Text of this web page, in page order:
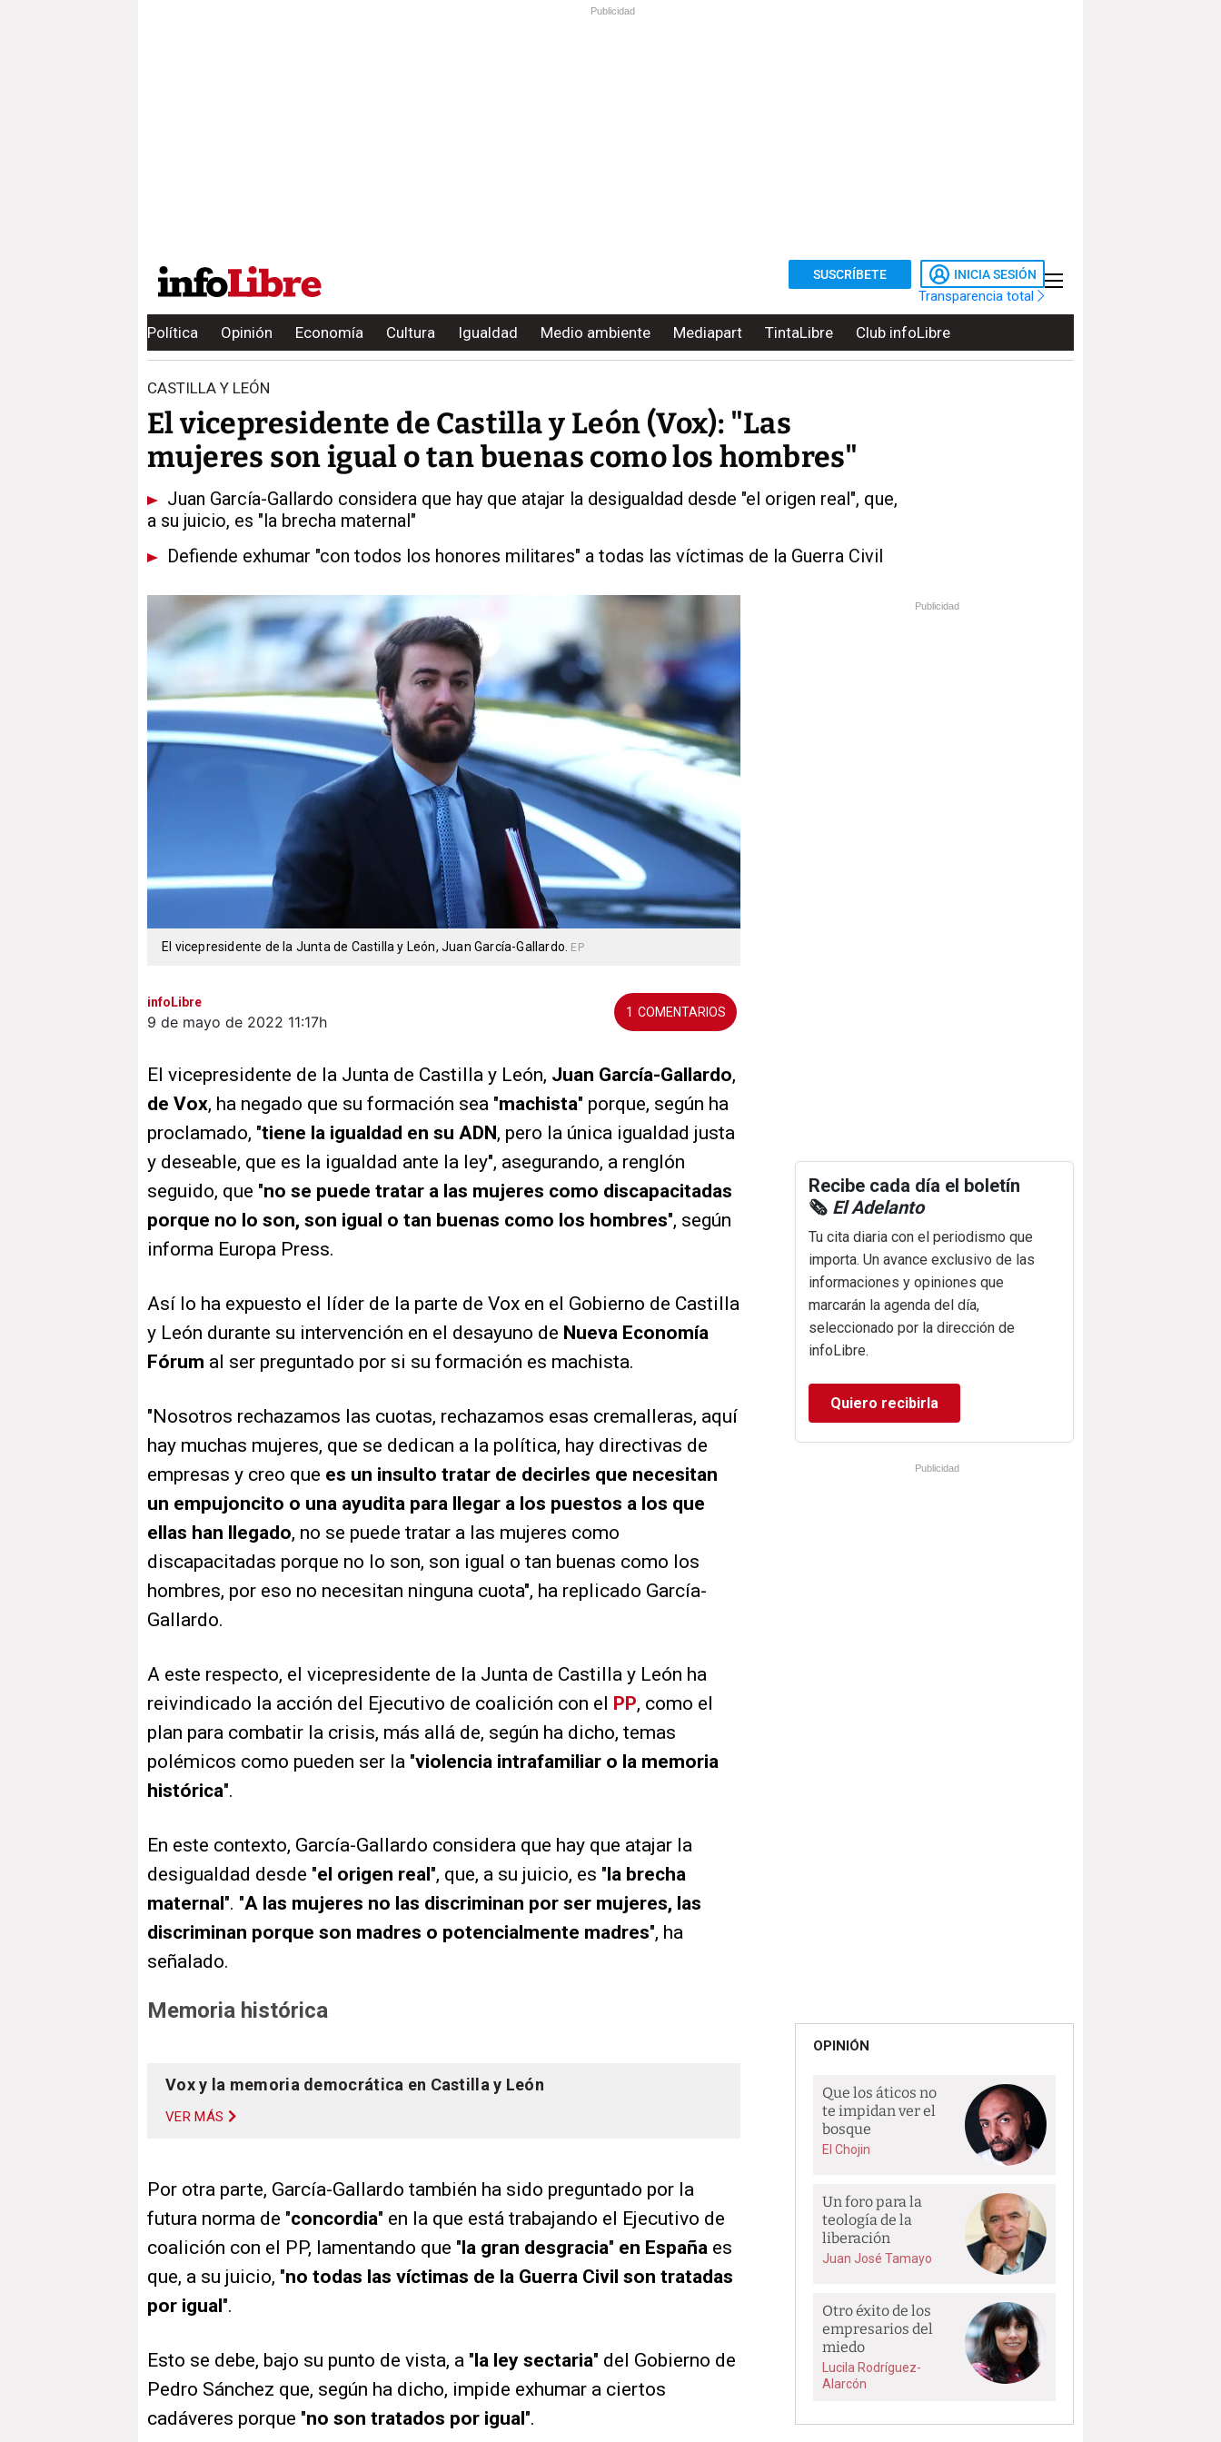
Publicidad
SUSCRÍBETE INICIA SESIÓN
Transparencia total
Política Opinión Economía Cultura Igualdad Medio ambiente Mediapart TintaLibre Club infoLibre
CASTILLA Y LEÓN
El vicepresidente de Castilla y León (Vox): "Las
mujeres son igual o tan buenas como los hombres"
Juan García-Gallardo considera que hay que atajar la desigualdad desde "el origen real", que,
a su juicio, es "la brecha maternal"
Defiende exhumar "con todos los honores militares" a todas las víctimas de la Guerra Civil
El vicepresidente de la Junta de Castilla y León, Juan García-Gallardo. EP
infoLibre
9 de mayo de 2022 11:17h
1
El vicepresidente de la Junta de Castilla y León, Juan García-Gallardo,
de Vox, ha negado que su formación sea "machista" porque, según ha
proclamado, "tiene la igualdad en su ADN , pero la única igualdad justa
y deseable, que es la igualdad ante la ley", asegurando, a renglón
seguido, que "no se puede tratar a las mujeres como discapacitadas
porque no lo son, son igual o tan buenas como los hombres", según
informa Europa Press.
Así lo ha expuesto el líder de la parte de Vox en el Gobierno de Castilla
y León durante su intervención en el desayuno de Nueva Economía
Fórum al ser preguntado por si su formación es machista.
"Nosotros rechazamos las cuotas, rechazamos esas cremalleras, aquí
hay muchas mujeres, que se dedican a la política, hay directivas de
empresas y creo que es un insulto tratar de decirles que necesitan
un empujoncito o una ayudita para llegar a los puestos a los que
ellas han llegado, no se puede tratar a las mujeres como
discapacitadas porque no lo son, son igual o tan buenas como los
hombres, por eso no necesitan ninguna cuota", ha replicado García-
Gallardo.
A este respecto, el vicepresidente de la Junta de Castilla y León ha
reivindicado la acción del Ejecutivo de coalición con el
PP, como el
plan para combatir la crisis, más allá de, según ha dicho, temas
polémicos como pueden ser la "violencia intrafamiliar o la memoria
histórica".
En este contexto, García-Gallardo considera que hay que atajar la
desigualdad desde "el origen real ", que, a su juicio, es " la brecha
maternal ". "A las mujeres no las discriminan por ser mujeres, las
discriminan porque son madres o potencialmente madres", ha
señalado.
Memoria histórica
Vox y la memoria democrática en Castilla y León
VER MÁS
Por otra parte, García-Gallardo también ha sido preguntado por la
futura norma de "concordia" en la que está trabajando el Ejecutivo de
coalición con el PP, lamentando que " la gran desgracia" en España es
que, a su juicio, "no todas las víctimas de la Guerra Civil son tratadas
por igual ".
Esto se debe, bajo su punto de vista, a " la ley sectaria" del Gobierno de
Pedro Sánchez que, según ha dicho, impide exhumar a ciertos
cadáveres porque "no son tratados por igual ".
Publicidad
Recibe cada día el boletín
🗞️ El Adelanto
Tu cita diaria con el periodismo que
importa. Un avance exclusivo de las
informaciones y opiniones que
marcarán la agenda del día,
seleccionado por la dirección de
infoLibre.
Quiero recibirla
Publicidad
OPINIÓN
Que los áticos no
te impidan ver el
bosque
El Chojin
Un foro para la
teología de la
liberación
Juan José Tamayo
Otro éxito de los
empresarios del
miedo
Lucila Rodríguez-
Alarcón